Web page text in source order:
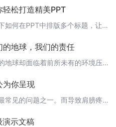
松打造精美PPT
大家好，今天我来给大家分享一下如何在PPT中排版多个标题，让你的PPT更加精美和专业。在制作PPT时，我们常常需要添加多个标题，合理的排版可以让整个PPT更加清晰易懂，同时也能够提高观众的阅读体验。接下来，我将为大家介绍一些排版技巧和工具，帮助你轻松打造精美的PPT。 1. 标题层次分明在排版多个标题时，首先要明确标题之间的层次关系。可以通过使用不同的标题样式、字号和颜色来区分不同层次的标题，让观
地球，我们的责任
随着科技的飞速发展，我们生活的地球却面临着前所未有的环境压力。绿色生态文明建设已成为全球共识，我们每个人都有责任为地球的可持续发展贡献力量。今天，我将和大家一起探讨绿色生态文明建设的重要性，并分享一些实用的策略和方法。 1. 绿色生态文明建设的定义和意义首先，我们需要明确绿色生态文明建设的含义。绿色生态文明建设是一种人类与自然和谐共处的发展模式，它强调人类在经济、社会、文化、政治等各个方面的发展，
为你呈现
肩膀疼痛可能是我们日常生活中最常见的问题之一。而导致肩膀疼痛的原因有很多，其中肩周炎就是一种常见的病因。今天，轻竹办公就带你了解一下肩周炎的相关知识。 什么是肩周炎？肩周炎，全称为肩关节周围炎，是指肩关节及其周围组织的炎症性疾病。肩周炎的主要症状是肩部疼痛、活动受限，尤其是外展、外旋和内旋动作。 肩周炎的症状有哪些？肩周炎的症状主要包括：1. 肩部疼痛：疼痛为主要症状，可为钝痛、刺痛或酸痛，疼痛范
演示文稿